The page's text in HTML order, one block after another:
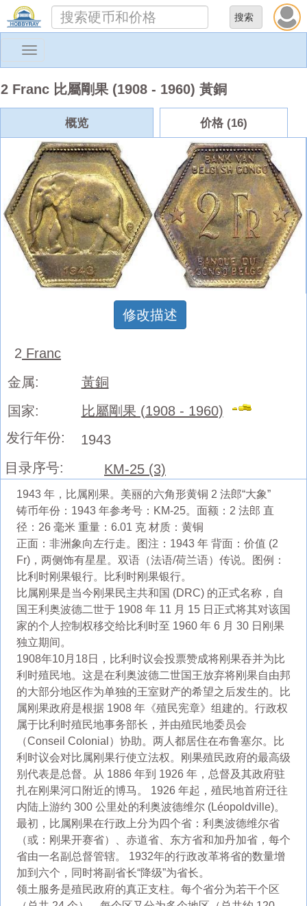
Toggle
2 Franc 比屬剛果 (1908 - 1960) 黃銅
概览 价格 (16)
修改描述
2 Franc
金属:
黃銅
国家:
比屬剛果 (1908 - 1960)
发行年份:
1943
目录序号:
KM-25 (3)
1943 年，比属刚果。美丽的六角形黄铜 2 法郎“大象”
铸币年份：1943 年参考号：KM-25。面额：2 法郎 直
径：26 毫米 重量：6.01 克 材质：黄铜
正面：非洲象向左行走。图注：1943 年 背面：价值 (2
Fr)，两侧饰有星星。双语（法语/荷兰语）传说。图例：
比利时刚果银行。比利时刚果银行。
比属刚果是当今刚果民主共和国 (DRC) 的正式名称，自
国王利奥波德二世于 1908 年 11 月 15 日正式将其对该国
家的个人控制权移交给比利时至 1960 年 6 月 30 日刚果
独立期间。
1908年10月18日，比利时议会投票赞成将刚果吞并为比
利时殖民地。这是在利奥波德二世国王放弃将刚果自由邦
的大部分地区作为单独的王室财产的希望之后发生的。比
属刚果政府是根据 1908 年《殖民宪章》组建的。行政权
属于比利时殖民地事务部长，并由殖民地委员会
（Conseil Colonial）协助。两人都居住在布鲁塞尔。比
利时议会对比属刚果行使立法权。刚果殖民政府的最高级
别代表是总督。从 1886 年到 1926 年，总督及其政府驻
扎在刚果河口附近的博马。 1926 年起，殖民地首府迁往
内陆上游约 300 公里处的利奥波德维尔 (Léopoldville)。
最初，比属刚果在行政上分为四个省：利奥波德维尔省
（或：刚果开赛省）、赤道省、东方省和加丹加省，每个
省由一名副总督管辖。 1932年的行政改革将省的数量增
加到六个，同时将副省长“降级”为省长。
领土服务是殖民政府的真正支柱。每个省分为若干个区